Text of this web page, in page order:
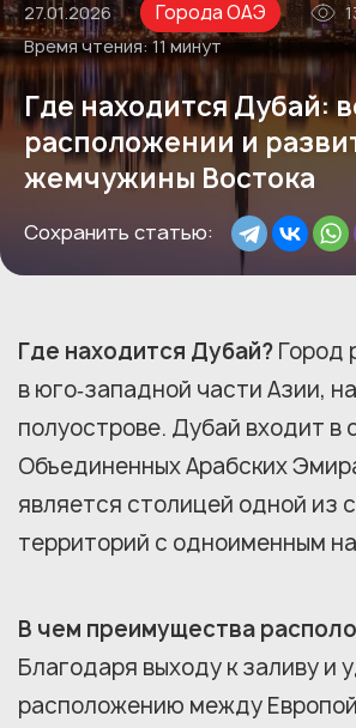
27.01.2026 Города ОАЭ
Время чтения:11 минут
Где находится Дубай:
расположении и
жемчужины Востока
Сохранить статью:
Где находится Дубай? Город
в юго‑западной части Азии,
полуострове. Дубай входит в
Объединенных Арабских
является столицей одной из
территорий с одноименным
В чем преимущества
Благодаря выходу к заливу и
расположению между